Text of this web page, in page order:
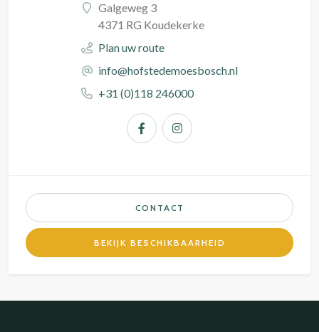
Galgeweg 3
4371 RG Koudekerke
Plan uw route
info@hofstedemoesbosch.nl
+31 (0)118 246000
CONTACT
BEKIJK BESCHIKBAARHEID